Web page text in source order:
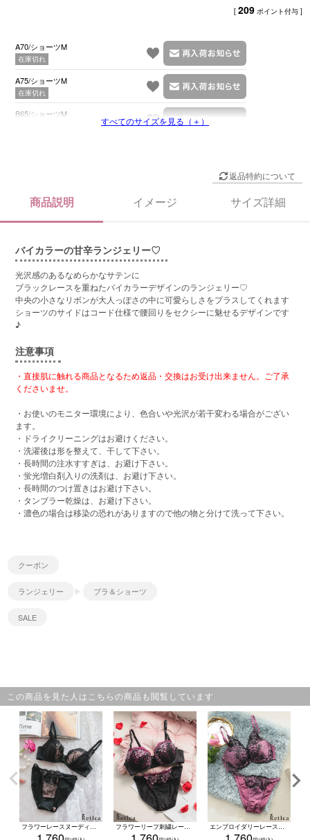
[ 209 ポイント付与 ]
A70/ショーツM
在庫切れ
A75/ショーツM
在庫切れ
B65/ショーツM
すべてのサイズを見る（＋）
返品特約について
商品説明 イメージ サイズ詳細
バイカラーの甘辛ランジェリー♡
光沢感のあるなめらかなサテンに
ブラックレースを重ねたバイカラーデザインのランジェリー♡
中央の小さなリボンが大人っぽさの中に可愛らしさをプラスしてくれます
ショーツのサイドはコード仕様で腰回りをセクシーに魅せるデザインです
♪
注意事項
・直接肌に触れる商品となるため返品・交換はお受け出来ません。ご了承
くださいませ。
・お使いのモニター環境により、色合いや光沢が若干変わる場合がござい
ます。
・ドライクリーニングはお避けください。
・洗濯後は形を整えて、干して下さい。
・長時間の注水すすぎは、お避け下さい。
・蛍光増白剤入りの洗剤は、お避け下さい。
・長時間のつけ置きはお避け下さい。
・タンブラー乾燥は、お避け下さい。
・濃色の場合は移染の恐れがありますので他の物と分けて洗って下さい。
クーポン
ランジェリー ブラ＆ショーツ
SALE
この商品を見た人はこちらの商品も閲覧しています
フラワーレースヌーディーカラーブラジャー＆ショーツ2点セット(A～F/65～80) フラワーリーフ刺繍レースブラジャー＆ショーツセット(ブラック×ピンク)(A～F/65～80) エンブロイダリーレース脇高カップブラジャー＆ショーツセット(パープル)(A～F/65～80)